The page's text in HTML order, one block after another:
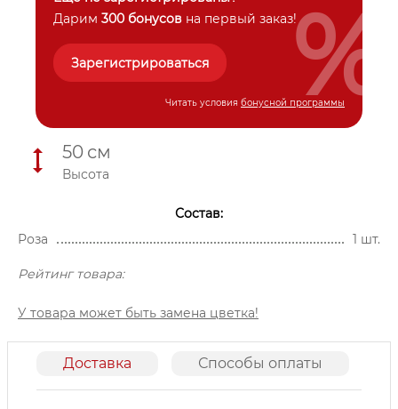
Дарим 300 бонусов на первый заказ!
Зарегистрироваться
Читать условия бонусной программы
%
50 см
Высота
Состав:
Роза
1 шт.
Рейтинг товара:
У товара может быть замена цветка!
Доставка Способы оплаты